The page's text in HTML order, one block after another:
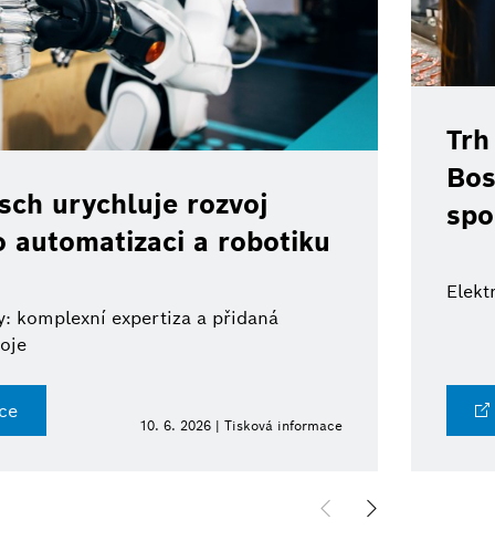
urychluje rozvoj
automatizaci a robotiku
komplexní expertiza a přidaná
10. 6. 2026 | Tisková informace